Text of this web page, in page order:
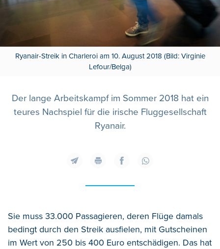
Ryanair-Streik in Charleroi am 10. August 2018 (Bild: Virginie
Lefour/Belga)
Der lange Arbeitskampf im Sommer 2018 hat ein
teures Nachspiel für die irische Fluggesellschaft
Ryanair.
Sie muss 33.000 Passagieren, deren Flüge damals
bedingt durch den Streik ausfielen, mit Gutscheinen
im Wert von 250 bis 400 Euro entschädigen. Das hat